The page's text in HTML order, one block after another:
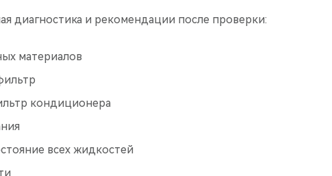
диагностика и рекомендации после проверки:
материалов
кондиционера
всех жидкостей